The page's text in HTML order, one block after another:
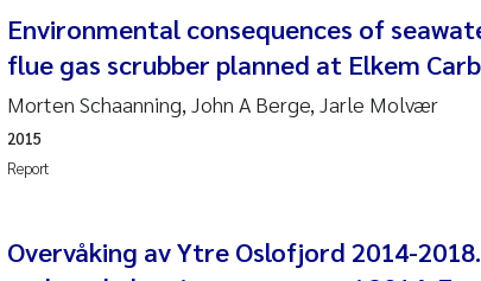
2012
2011
2010
Kari Austnes
Laura Friedrich
Environmental consequences of
flue gas scrubber planned at Elkem
Morten Schaanning, John A Berge, Jarle Molvær
Report
2015
Overvåking av Ytre Oslofjord 2014-